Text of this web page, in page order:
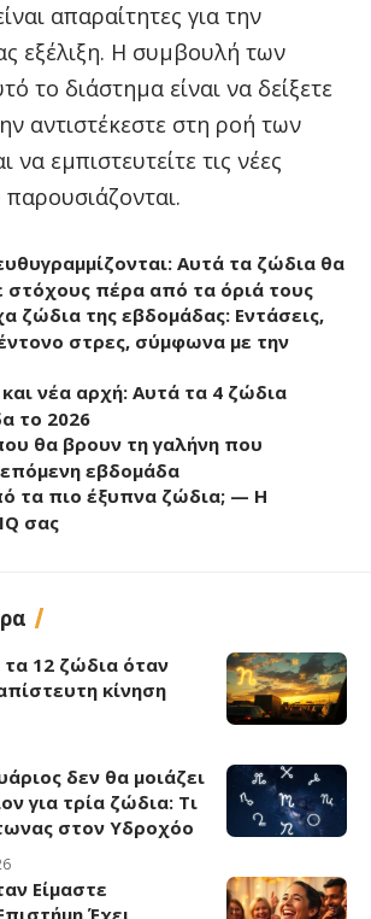
απαραίτητες για την
εξέλιξη. Η συμβουλή των
το διάστημα είναι να δείξετε
αντιστέκεστε στη ροή των
εμπιστευτείτε τις νέες
παρουσιάζονται.
Αυτά τα ζώδια θα
πέρα από τα όριά τους
ζώδια της εβδομάδας: Εντάσεις,
στρες, σύμφωνα με την
νέα αρχή: Αυτά τα 4 ζώδια
το 2026
θα βρουν τη γαλήνη που
εβδομάδα
τα πιο έξυπνα ζώδια; — Η
σας
12 ζώδια όταν
κίνηση
δεν θα μοιάζει
για τρία ζώδια: Τι
στον Υδροχόο
Είμαστε
Έχει